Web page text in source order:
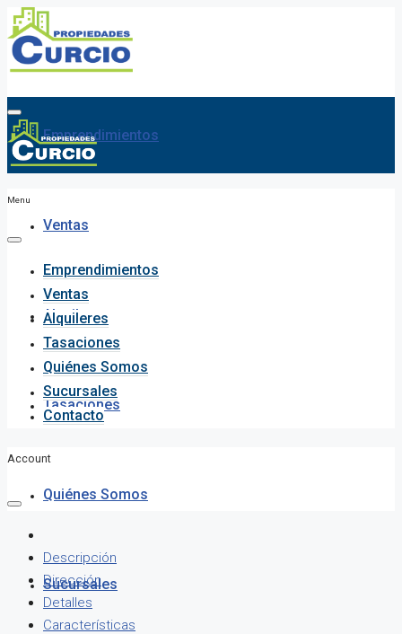
Emprendimientos
Ventas
Alquileres
Tasaciones
Quiénes Somos
Sucursales
Menu
Emprendimientos
Ventas
Alquileres
Tasaciones
Quiénes Somos
Sucursales
Contacto
Account
Descripción
Dirección
Detalles
Características